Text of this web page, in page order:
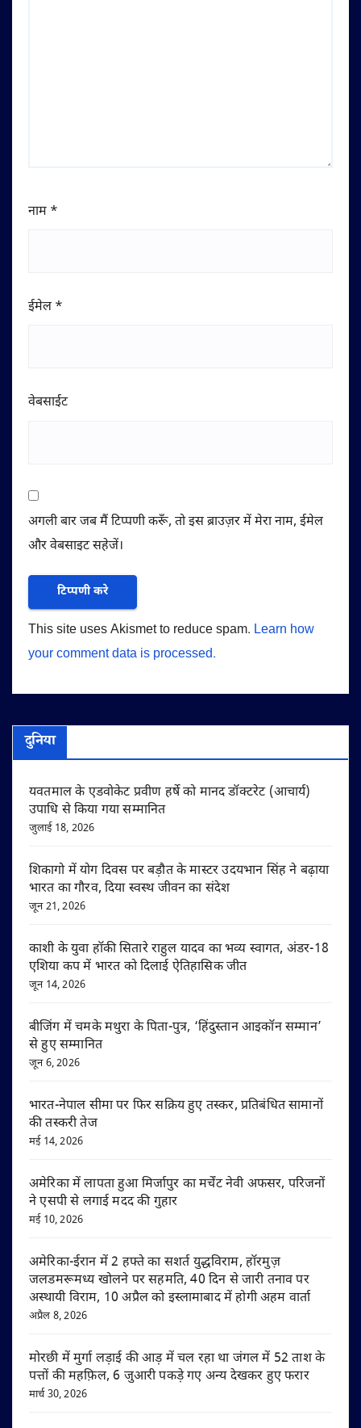
नाम *
ईमेल *
वेबसाईट
अगली बार जब मैं टिप्पणी करूँ, तो इस ब्राउज़र में मेरा नाम, ईमेल
और वेबसाइट सहेजें।
This site uses Akismet to reduce spam. Learn how
your comment data is processed.
दुनिया
यवतमाल के एडवोकेट प्रवीण हर्षे को मानद डॉक्टरेट (आचार्य)
उपाधि से किया गया सम्मानित
जुलाई 18, 2026
शिकागो में योग दिवस पर बड़ौत के मास्टर उदयभान सिंह ने बढ़ाया
भारत का गौरव, दिया स्वस्थ जीवन का संदेश
जून 21, 2026
काशी के युवा हॉकी सितारे राहुल यादव का भव्य स्वागत, अंडर-18
एशिया कप में भारत को दिलाई ऐतिहासिक जीत
जून 14, 2026
बीजिंग में चमके मथुरा के पिता-पुत्र, ‘हिंदुस्तान आइकॉन सम्मान’
से हुए सम्मानित
जून 6, 2026
भारत-नेपाल सीमा पर फिर सक्रिय हुए तस्कर, प्रतिबंधित सामानों
की तस्करी तेज
मई 14, 2026
अमेरिका में लापता हुआ मिर्जापुर का मर्चेंट नेवी अफसर, परिजनों
ने एसपी से लगाई मदद की गुहार
मई 10, 2026
अमेरिका-ईरान में 2 हफ्ते का सशर्त युद्धविराम, हॉरमुज़
जलडमरूमध्य खोलने पर सहमति, 40 दिन से जारी तनाव पर
अस्थायी विराम, 10 अप्रैल को इस्लामाबाद में होगी अहम वार्ता
अप्रैल 8, 2026
मोरछी में मुर्गा लड़ाई की आड़ में चल रहा था जंगल में 52 ताश के
पत्तों की महफ़िल, 6 जुआरी पकड़े गए अन्य देखकर हुए फरार
मार्च 30, 2026